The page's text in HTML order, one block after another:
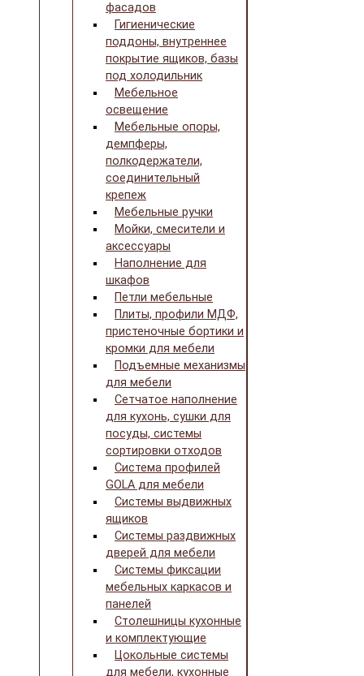
фасадов
Гигиенические
поддоны, внутреннее
покрытие ящиков, базы
под холодильник
Мебельное
освещение
Мебельные опоры,
демпферы,
полкодержатели,
соединительный
крепеж
Мебельные ручки
Мойки, смесители и
аксессуары
Наполнение для
шкафов
Петли мебельные
Плиты, профили МДФ,
пристеночные бортики и
кромки для мебели
Подъемные механизмы
для мебели
Сетчатое наполнение
для кухонь, сушки для
посуды, системы
сортировки отходов
Система профилей
GOLA для мебели
Системы выдвижных
ящиков
Системы раздвижных
дверей для мебели
Системы фиксации
мебельных каркасов и
панелей
Столешницы кухонные
и комплектующие
Цокольные системы
для мебели, кухонные